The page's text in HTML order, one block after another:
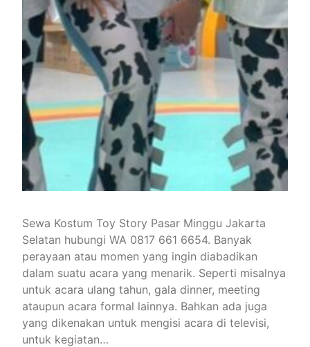
Sewa Kostum Toy Story Pasar Minggu Jakarta
Selatan hubungi WA 0817 661 6654. Banyak
perayaan atau momen yang ingin diabadikan
dalam suatu acara yang menarik. Seperti misalnya
untuk acara ulang tahun, gala dinner, meeting
ataupun acara formal lainnya. Bahkan ada juga
yang dikenakan untuk mengisi acara di televisi,
untuk kegiatan…